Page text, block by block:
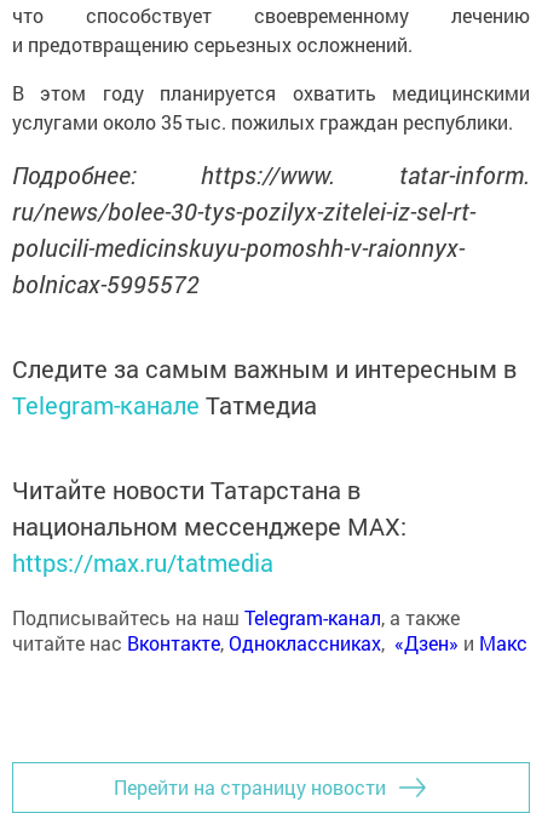
что способствует своевременному лечению
и предотвращению серьезных осложнений.
В этом году планируется охватить медицинскими
услугами около 35 тыс. пожилых граждан республики.
Подробнее: https://www. tatar-inform.
ru/news/bolee-30-tys-pozilyx-zitelei-iz-sel-rt-
polucili-medicinskuyu-pomoshh-v-raionnyx-
bolnicax-5995572
Следите за самым важным и интересным в
Telegram-канале Татмедиа
Читайте новости Татарстана в
национальном мессенджере MАХ:
https://max.ru/tatmedia
Подписывайтесь на наш Telegram-канал, а также
читайте нас Вконтакте,Одноклассниках, «Дзен» и Макс
Перейти на страницу новости